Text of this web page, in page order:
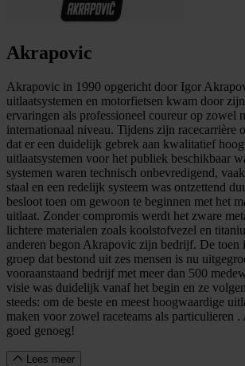
Akrapovic
Akrapovic in 1990 opgericht door Igor
uitlaatsystemen en motorfietsen kwam door
ervaringen als professioneel coureur op zowel
internationaal niveau. Tijdens zijn racecarrière
dat er een duidelijk gebrek aan kwalitatief
uitlaatsystemen voor het publiek beschikbaar
systemen waren technisch onbevredigend,
staal en een redelijk systeem was ontzettend
besloot toen om gewoon te beginnen met het
uitlaat. Zonder compromis werdt het zware
lichtere materialen zoals koolstofvezel en
anderen begon Akrapovic zijn bedrijf. De toen
groep dat bestond uit zes mensen is nu
vooraanstaand bedrijf met meer dan 500
visie was duidelijk vanaf het begin en ze
steeds: om de beste en meest hoogwaardige
maken voor zowel raceteams als particulieren .
goed genoeg!
Lees meer